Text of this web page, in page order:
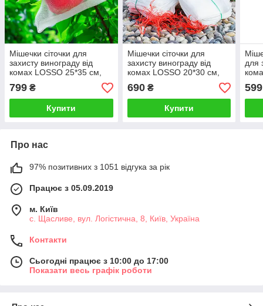
Мішечки сіточки для
захисту винограду від
комах LOSSO 25*35 см,
білий (100 шт), комірка 1
мм
799 ₴
Купити
Мішечки сіточки для
захисту винограду від
комах LOSSO 20*30 см,
білий (100 шт), комірка 1
мм
690₴
Купити
для
0,5
599
Про нас
97% позитивних з 1051 відгука за рік
Працює з 05.09.2019
м. Київ
с. Щасливе, вул. Логістична, 8, Київ, Україна
Контакти
Сьогодні працює з 10:00 до 17:00
Показати весь графік роботи